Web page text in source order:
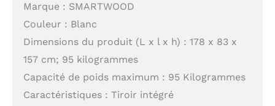
Marque : SMARTWOOD
Couleur : Blanc
Dimensions du produit (L x l x h) : 178 x 83 x
157 cm; 95 kilogrammes
Capacité de poids maximum : 95 Kilogrammes
Caractéristiques : Tiroir intégré